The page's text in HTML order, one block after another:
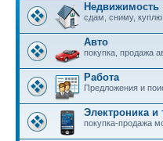
Недвижимость
сдам, сниму,
Авто
покупка, продажа
Работа
Предложения и
Электроника
покупка-продажа